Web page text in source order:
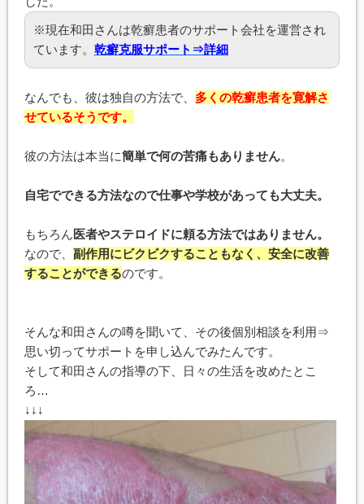
※現在和田さんは乾癬患者のサポート会社を運営され
ています。 乾癬克服サポート⇒詳細
なんでも、彼は独自の方法で、 多くの乾癬患者を寛解さ
せているそうです。
彼の方法は本当に簡単で何の苦痛もありません。
自宅でできる方法なので仕事や学校があっても大丈夫。
もちろん医者やステロイドに頼る方法ではありません。
なので、 副作用にビクビクすることもなく、安全に改善
することができるのです。
そんな和田さんの噂を聞いて、その後個別相談を利用⇒
思い切ってサポートを申し込んでみたんです。
そして和田さんの指導の下、日々の生活を改めたとこ
ろ…
↓↓↓